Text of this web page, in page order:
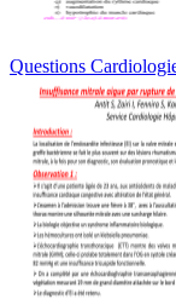
Questions